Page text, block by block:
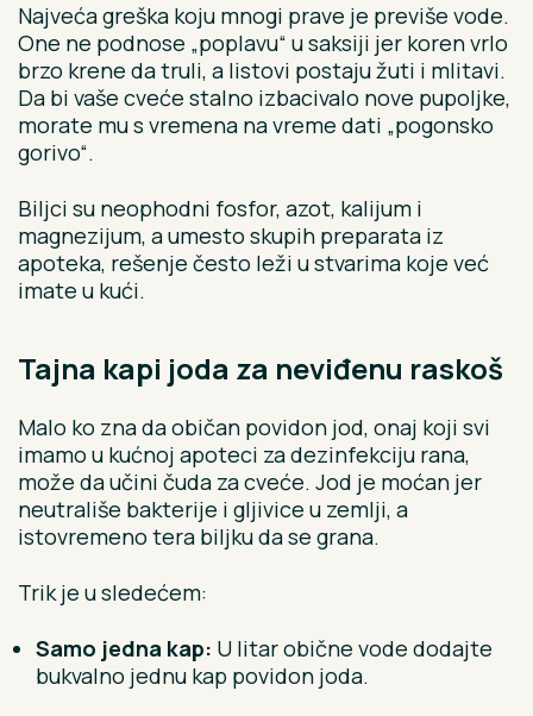
Najveća greška koju mnogi prave je previše vode.
One ne podnose „poplavu“ u saksiji jer koren vrlo
brzo krene da truli, a listovi postaju žuti i mlitavi.
Da bi vaše cveće stalno izbacivalo nove pupoljke,
morate mu s vremena na vreme dati „pogonsko
gorivo“.
Biljci su neophodni fosfor, azot, kalijum i
magnezijum, a umesto skupih preparata iz
apoteka, rešenje često leži u stvarima koje već
imate u kući.
Tajna kapi joda za neviđenu raskoš
Malo ko zna da običan povidon jod, onaj koji svi
imamo u kućnoj apoteci za dezinfekciju rana,
može da učini čuda za cveće. Jod je moćan jer
neutrališe bakterije i gljivice u zemlji, a
istovremeno tera biljku da se grana.
Trik je u sledećem:
Samo jedna kap: U litar obične vode dodajte
bukvalno jednu kap povidon joda.